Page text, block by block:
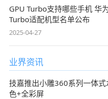
GPU Turbo支持哪些手机 华
Turbo适配机型名单公布
2025-04-27
业界资讯
技嘉推出小雕360系列一体式
色+全彩屏